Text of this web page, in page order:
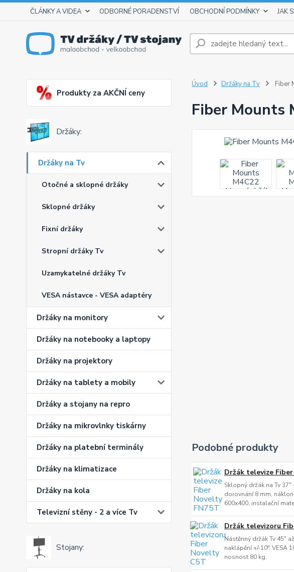
ČLÁNKY A VIDEA ODBORNÉ PORADENSTVÍ OBCHODNÍ PODMÍNKY JAK
Produkty za AKČNÍ ceny
Držáky:
Držáky na Tv
Otočné a sklopné držáky
Sklopné držáky
Fixní držáky
Stropní držáky Tv
Uzamykatelné držáky Tv
VESA nástavce - VESA adaptéry
Držáky na monitory
Držáky na notebooky a laptopy
Držáky na projektory
Držáky na tablety a mobily
Držáky a stojany na repro
Držáky na mikrovlnky tiskárny
Držáky na platební terminály
Držáky na klimatizace
Držáky na kola
Televizní stěny - 2 a více Tv
Stojany:
Úvod Držáky na Tv Fiber
Fiber Mounts
Podobné produkty
Držák televize
Sklopný držák na Tv
dorovnání 8 mm, náklon
600x400, instalační
Držák televizoru
Nástěnný držák Tv 45"
naklápění +/-10°, VESA
nosnost 80 kg.